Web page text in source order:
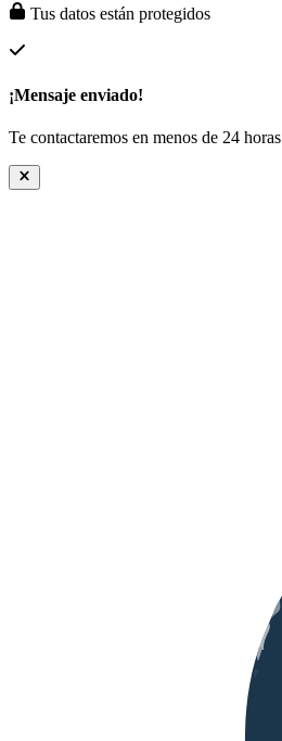
Tus datos están protegidos
¡Mensaje enviado!
Te contactaremos en menos de 24 horas